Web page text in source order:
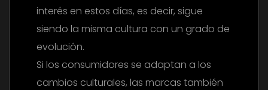
interés en estos días, es decir, sigue
siendo la misma cultura con un grado de
evolución.
Si los consumidores se adaptan a los
cambios culturales, las marcas también